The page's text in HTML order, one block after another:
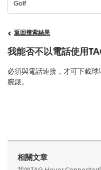
返回搜索結果
我能否不以電話使用
必須與電話連接，才可下載
腕錶。
相關文章